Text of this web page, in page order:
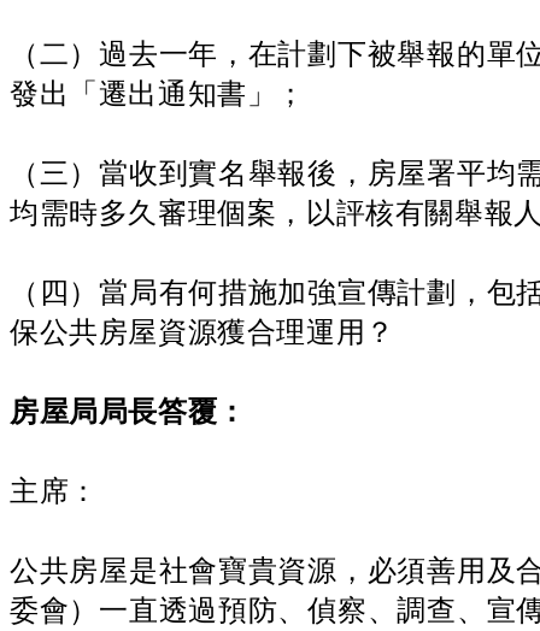
（二）過去一年，在計劃下被舉報的
發出「遷出通知書」；
（三）當收到實名舉報後，房屋署平
均需時多久審理個案，以評核有關舉報
（四）當局有何措施加強宣傳計劃，
保公共房屋資源獲合理運用？
房屋局局長答覆：
主席：
公共房屋是社會寶貴資源，必須善用及
委會）一直透過預防、偵察、調查、宣